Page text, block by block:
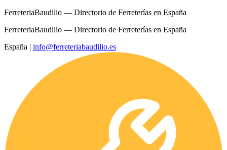
FerreteriaBaudilio — Directorio de Ferreterías en España
FerreteriaBaudilio — Directorio de Ferreterías en España
España | info@ferreteriabaudilio.es